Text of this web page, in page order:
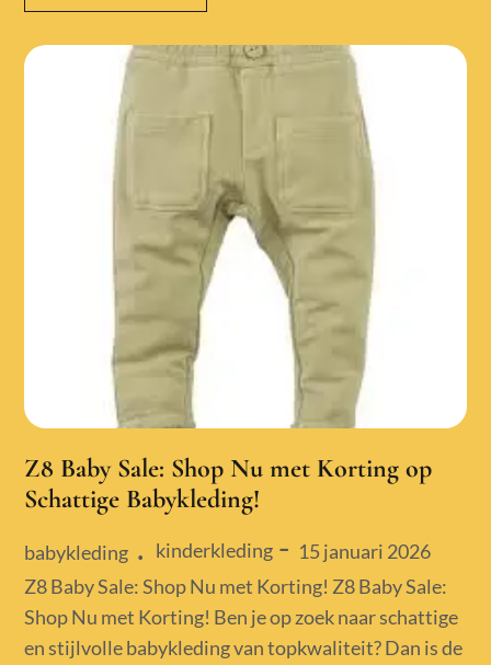
Z8 Baby Sale: Shop Nu met Korting op
Schattige Babykleding!
babykleding kinderkleding
Posted
on
15 januari 2026
Z8 Baby Sale: Shop Nu met Korting! Z8 Baby Sale:
Shop Nu met Korting! Ben je op zoek naar schattige
en stijlvolle babykleding van topkwaliteit? Dan is de